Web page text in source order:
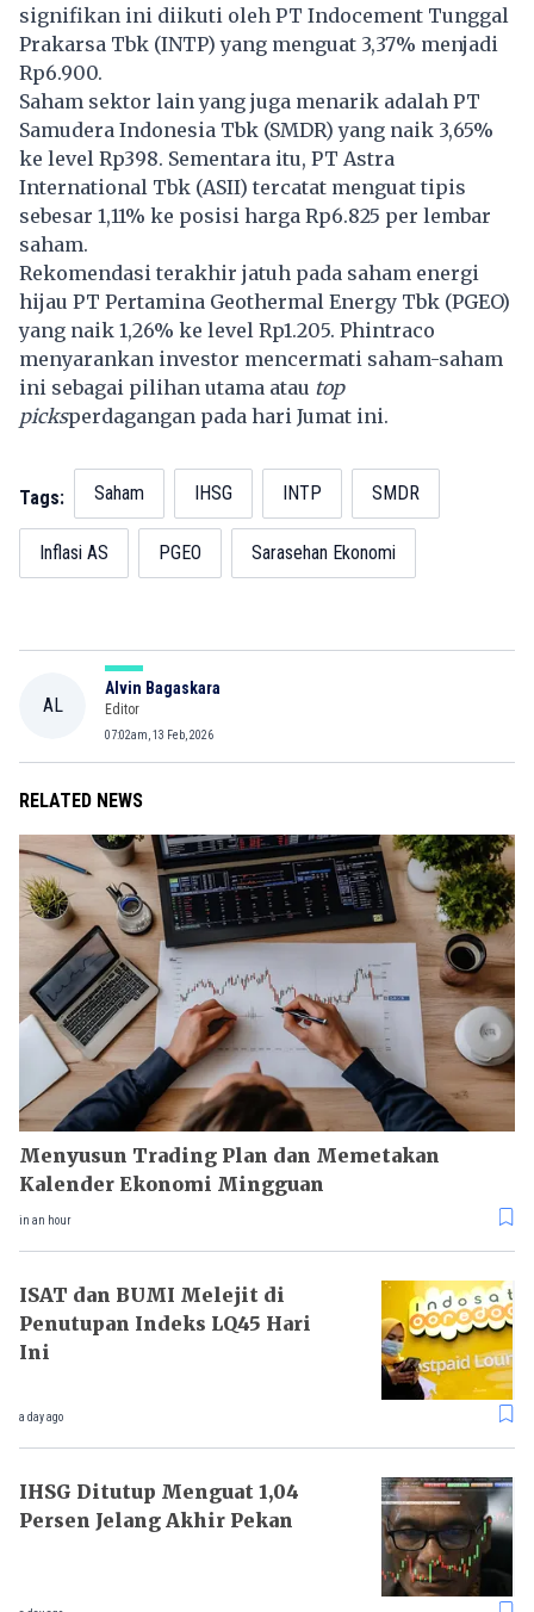
signifikan ini diikuti oleh PT Indocement Tunggal
Prakarsa Tbk (INTP) yang menguat 3,37% menjadi
Rp6.900.
Saham sektor lain yang juga menarik adalah PT
Samudera Indonesia Tbk (SMDR) yang naik 3,65%
ke level Rp398. Sementara itu, PT Astra
International Tbk (ASII) tercatat menguat tipis
sebesar 1,11% ke posisi harga Rp6.825 per lembar
saham.
Rekomendasi terakhir jatuh pada saham energi
hijau PT Pertamina Geothermal Energy Tbk (PGEO)
yang naik 1,26% ke level Rp1.205. Phintraco
menyarankan investor mencermati saham-saham
ini sebagai pilihan utama atau top
picksperdagangan pada hari Jumat ini.
Tags: Saham IHSG INTP SMDR
Inflasi AS PGEO Sarasehan Ekonomi
AL
Alvin Bagaskara
Editor
07:02am, 13 Feb, 2026
RELATED NEWS
Menyusun Trading Plan dan Memetakan
Kalender Ekonomi Mingguan
in an hour
ISAT dan BUMI Melejit di
Penutupan Indeks LQ45 Hari
Ini
a day ago
IHSG Ditutup Menguat 1,04
Persen Jelang Akhir Pekan